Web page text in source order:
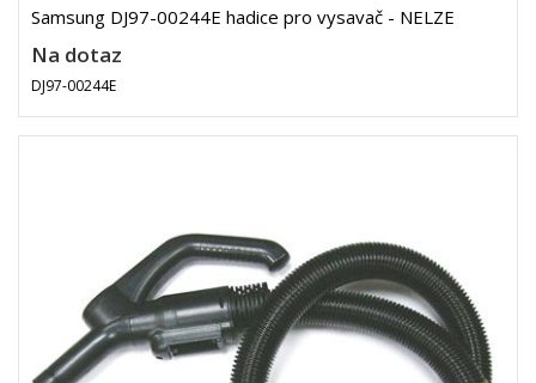
Samsung DJ97-00244E hadice pro vysavač - NELZE
Na dotaz
DJ97-00244E